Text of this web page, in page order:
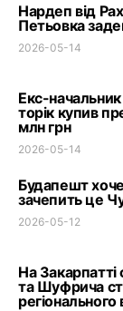
Нардеп від
Петьовка
2026-05-14
Екс-
торік купив
млн грн
2026-05-14
Будапешт хоче
зачепить це
2026-05-12
На
та Шуфрича